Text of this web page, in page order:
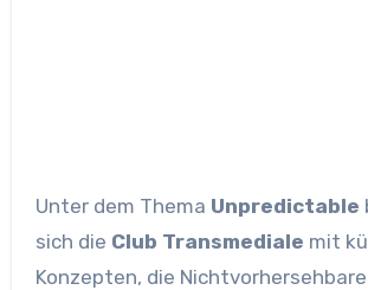
Unter dem Thema Unpredictable
sich die Club Transmediale mit
Konzepten, die